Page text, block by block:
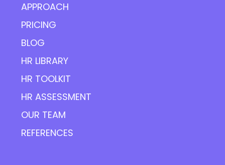
APPROACH
PRICING
BLOG
HR LIBRARY
HR TOOLKIT
HR ASSESSMENT
OUR TEAM
REFERENCES